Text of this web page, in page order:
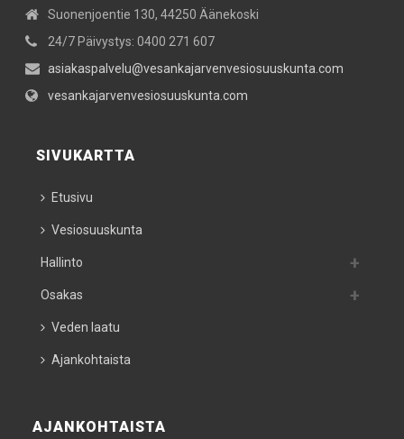
Suonenjoentie 130, 44250 Äänekoski
24/7 Päivystys: 0400 271 607
asiakaspalvelu@vesankajarvenvesiosuuskunta.com
vesankajarvenvesiosuuskunta.com
SIVUKARTTA
Etusivu
Vesiosuuskunta
Hallinto
Osakas
Veden laatu
Ajankohtaista
AJANKOHTAISTA